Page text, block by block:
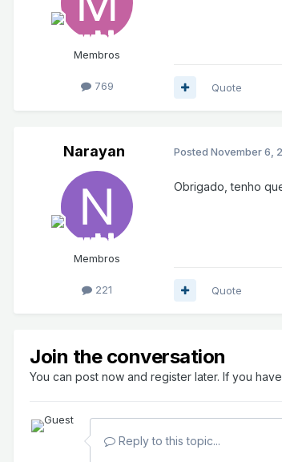
Membros
769 Quote
Narayan
Membros
221
Posted November 6,
Obrigado, tenho
Quote
Join the conversation
You can post now and register later. If you
Reply to this topic...